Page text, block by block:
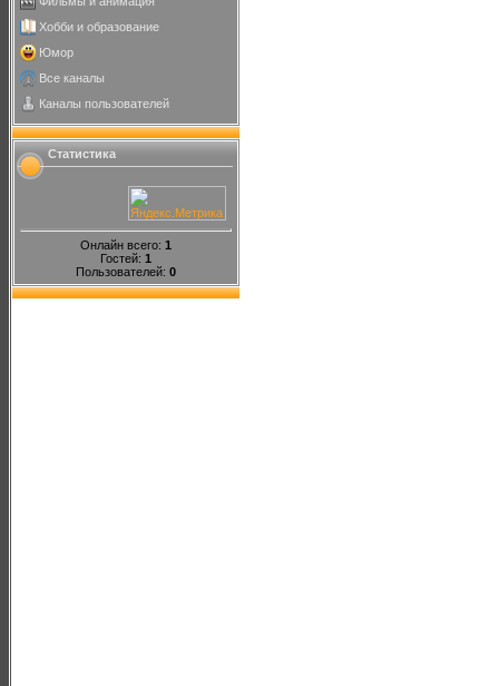
Хобби и образование
Юмор
Все каналы
Каналы пользователей
Статистика
Онлайн всего: 1
Гостей: 1
Пользователей: 0